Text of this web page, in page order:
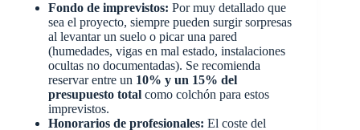
Fondo de imprevistos: Por muy detallado que
sea el proyecto, siempre pueden surgir sorpresas
al levantar un suelo o picar una pared
(humedades, vigas en mal estado, instalaciones
ocultas no documentadas). Se recomienda
reservar entre un 10% y un 15% del
presupuesto total como colchón para estos
imprevistos.
Honorarios de profesionales: El coste del